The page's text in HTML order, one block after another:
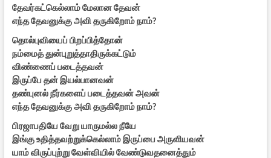
தேவர்கட்கெல்லாம் மேலான தேவன்
எந்த தேவனுக்கு அவி தருகிறோம் நாம்?
தொல்புவியைப் பிறப்பித்தோன்
நம்மைத் துன்புறுத்தாதிருக்கட்டும்
விண்ணைப் படைத்தவன்
இருப்பே தன் இயல்பானவன்
தண்புனல் நீர்களைப் படைத்தவன் அவன்
எந்த தேவனுக்கு அவி தருகிறோம் நாம்?
பிரஜாபதியே வேறு யாருமல்ல நீயே
இங்கு உதித்தவற்றுக்கெல்லாம் இருப்பை அருளியவன்
யாம் விருப்புற்று வேள்வியில் வேண்டுவதனைத்தும்